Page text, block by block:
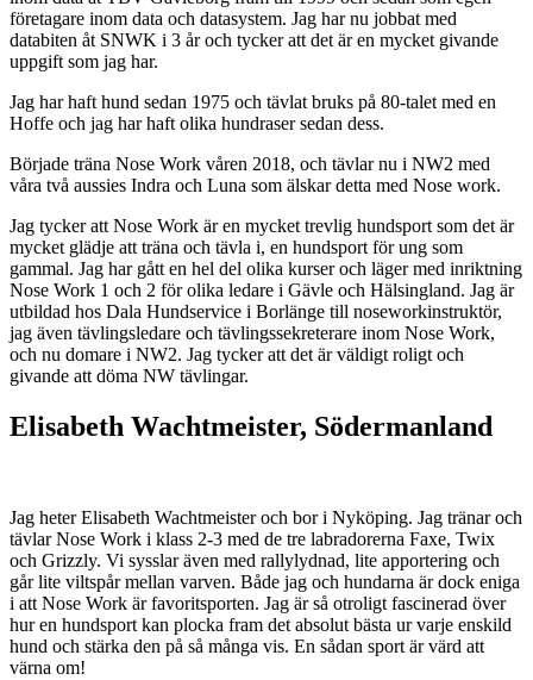
företagare inom data och datasystem. Jag har nu jobbat med
databiten åt SNWK i 3 år och tycker att det är en mycket givande
uppgift som jag har.
Jag har haft hund sedan 1975 och tävlat bruks på 80-talet med en
Hoffe och jag har haft olika hundraser sedan dess.
Började träna Nose Work våren 2018, och tävlar nu i NW2 med
våra två aussies Indra och Luna som älskar detta med Nose work.
Jag tycker att Nose Work är en mycket trevlig hundsport som det är
mycket glädje att träna och tävla i, en hundsport för ung som
gammal. Jag har gått en hel del olika kurser och läger med inriktning
Nose Work 1 och 2 för olika ledare i Gävle och Hälsingland. Jag är
utbildad hos Dala Hundservice i Borlänge till noseworkinstruktör,
jag även tävlingsledare och tävlingssekreterare inom Nose Work,
och nu domare i NW2. Jag tycker att det är väldigt roligt och
givande att döma NW tävlingar.
Elisabeth Wachtmeister, Södermanland
Jag heter Elisabeth Wachtmeister och bor i Nyköping. Jag tränar och
tävlar Nose Work i klass 2-3 med de tre labradorerna Faxe, Twix
och Grizzly. Vi sysslar även med rallylydnad, lite apportering och
går lite viltspår mellan varven. Både jag och hundarna är dock eniga
i att Nose Work är favoritsporten. Jag är så otroligt fascinerad över
hur en hundsport kan plocka fram det absolut bästa ur varje enskild
hund och stärka den på så många vis. En sådan sport är värd att
värna om!